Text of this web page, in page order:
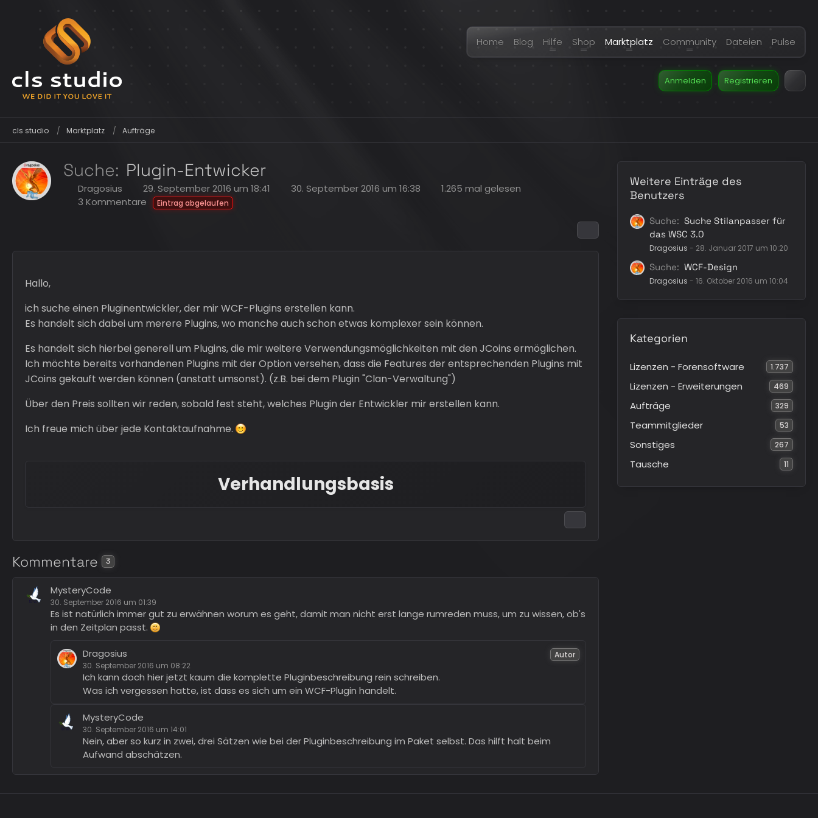
Home Blog Hilfe Shop Marktplatz Community Dateien Pulse
Anmelden Registrieren
cls studio Marktplatz Aufträge
Suche Plugin-Entwicker
Dragosius 29. September 2016 um 18:41 30. September 2016 um 16:38
1.265 mal gelesen
3 Kommentare
Eintrag abgelaufen
Hallo,
ich suche einen Pluginentwickler, der mir WCF-Plugins erstellen kann.
Es handelt sich dabei um merere Plugins, wo manche auch schon etwas komplexer sein können.
Es handelt sich hierbei generell um Plugins, die mir weitere Verwendungsmöglichkeiten mit den JCoins ermöglichen.
Ich möchte bereits vorhandenen Plugins mit der Option versehen, dass die Features der entsprechenden Plugins mit
JCoins gekauft werden können (anstatt umsonst). (z.B. bei dem Plugin "Clan-Verwaltung")
Über den Preis sollten wir reden, sobald fest steht, welches Plugin der Entwickler mir erstellen kann.
Ich freue mich über jede Kontaktaufnahme.
Verhandlungsbasis
Kommentare 3
MysteryCode
30. September 2016 um 01:39
Es ist natürlich immer gut zu erwähnen worum es geht, damit man nicht erst lange rumreden muss, um zu wissen, ob's
in den Zeitplan passt.
Dragosius
30. September 2016 um 08:22
Autor
Ich kann doch hier jetzt kaum die komplette Pluginbeschreibung rein schreiben.
Was ich vergessen hatte, ist dass es sich um ein WCF-Plugin handelt.
MysteryCode
30. September 2016 um 14:01
Nein, aber so kurz in zwei, drei Sätzen wie bei der Pluginbeschreibung im Paket selbst. Das hilft halt beim
Aufwand abschätzen.
Weitere Einträge des
Benutzers
Suche
Suche Stilanpasser für
das WSC 3.0
Dragosius - 28. Januar 2017 um 10:20
Suche WCF-Design
Dragosius - 16. Oktober 2016 um 10:04
Kategorien
Lizenzen - Forensoftware 1.737
Lizenzen - Erweiterungen 469
Aufträge 329
Teammitglieder 53
Sonstiges 267
Tausche 11